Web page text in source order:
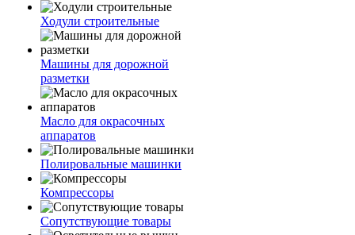
Ходули строительные
Машины для дорожной
разметки
Масло для окрасочных
аппаратов
Полировальные машинки
Компрессоры
Сопутствующие товары